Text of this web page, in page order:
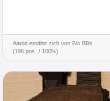
Aaron ernährt sich von Bio BBs
(198 pos. / 100%)